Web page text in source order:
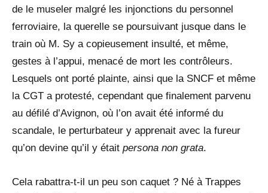
de le museler malgré les injonctions du personnel
ferroviaire, la querelle se poursuivant jusque dans le
train où M. Sy a copieusement insulté, et même,
gestes à l’appui, menacé de mort les contrôleurs.
Lesquels ont porté plainte, ainsi que la SNCF et même
la CGT a protesté, cependant que finalement parvenu
au défilé d’Avignon, où l’on avait été informé du
scandale, le perturbateur y apprenait avec la fureur
qu’on devine qu’il y était persona non grata.
Cela rabattra-t-il un peu son caquet ? Né à Trappes